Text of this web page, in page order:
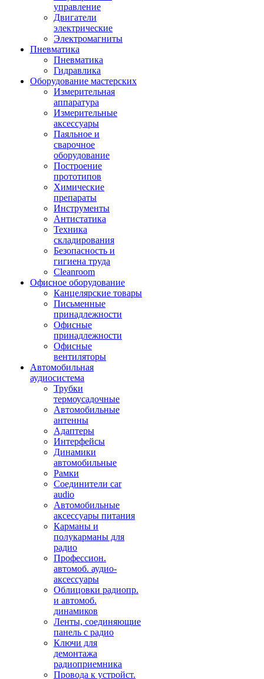
управление
Двигатели
электрические
Электромагниты
Пневматика
Пневматика
Гидравлика
Оборудование мастерских
Измерительная
аппаратура
Измерительные
аксессуары
Паяльное и
сварочное
оборудование
Построение
прототипов
Химические
препараты
Инструменты
Aнтистатика
Техника
складирования
Безопасность и
гигиена труда
Cleanroom
Офисное оборудование
Канцелярские товары
Письменные
принадлежности
Офисные
принадлежности
Офисные
вентиляторы
Автомобильная
аудиосистема
Трубки
термоусадочные
Автомобильные
антенны
Адаптеры
Интерфейсы
Динамики
автомобильные
Рамки
Соединители car
audio
Автомобильные
аксессуары питания
Карманы и
полукарманы для
радио
Профессион.
автомоб. аудио-
аксессуары
Облицовки радиопр.
и автомоб.
динамиков
Ленты, соединяющие
панель с радио
Ключи для
демонтажа
радиоприемника
Провода к устройст.